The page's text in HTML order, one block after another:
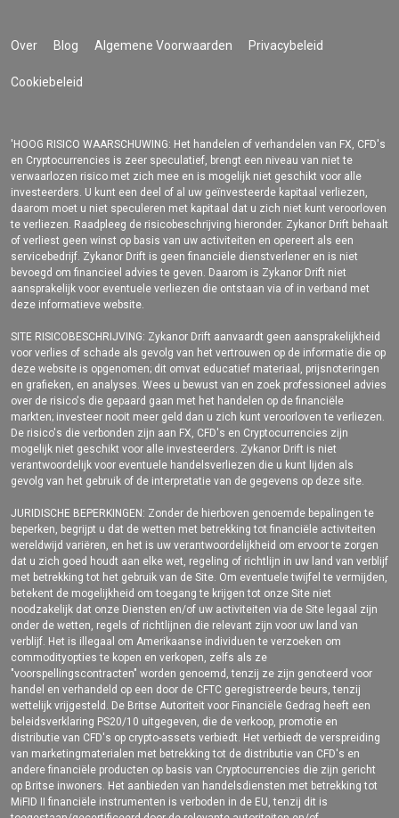
Over Blog Algemene Voorwaarden Privacybeleid
Cookiebeleid
'HOOG RISICO WAARSCHUWING: Het handelen of verhandelen van FX, CFD's
en Cryptocurrencies is zeer speculatief, brengt een niveau van niet te
verwaarlozen risico met zich mee en is mogelijk niet geschikt voor alle
investeerders. U kunt een deel of al uw geïnvesteerde kapitaal verliezen,
daarom moet u niet speculeren met kapitaal dat u zich niet kunt veroorloven
te verliezen. Raadpleeg de risicobeschrijving hieronder. Zykanor Drift behaalt
of verliest geen winst op basis van uw activiteiten en opereert als een
servicebedrijf. Zykanor Drift is geen financiële dienstverlener en is niet
bevoegd om financieel advies te geven. Daarom is Zykanor Drift niet
aansprakelijk voor eventuele verliezen die ontstaan via of in verband met
deze informatieve website.
SITE RISICOBESCHRIJVING: Zykanor Drift aanvaardt geen aansprakelijkheid
voor verlies of schade als gevolg van het vertrouwen op de informatie die op
deze website is opgenomen; dit omvat educatief materiaal, prijsnoteringen
en grafieken, en analyses. Wees u bewust van en zoek professioneel advies
over de risico's die gepaard gaan met het handelen op de financiële
markten; investeer nooit meer geld dan u zich kunt veroorloven te verliezen.
De risico's die verbonden zijn aan FX, CFD's en Cryptocurrencies zijn
mogelijk niet geschikt voor alle investeerders. Zykanor Drift is niet
verantwoordelijk voor eventuele handelsverliezen die u kunt lijden als
gevolg van het gebruik of de interpretatie van de gegevens op deze site.
JURIDISCHE BEPERKINGEN: Zonder de hierboven genoemde bepalingen te
beperken, begrijpt u dat de wetten met betrekking tot financiële activiteiten
wereldwijd variëren, en het is uw verantwoordelijkheid om ervoor te zorgen
dat u zich goed houdt aan elke wet, regeling of richtlijn in uw land van verblijf
met betrekking tot het gebruik van de Site. Om eventuele twijfel te vermijden,
betekent de mogelijkheid om toegang te krijgen tot onze Site niet
noodzakelijk dat onze Diensten en/of uw activiteiten via de Site legaal zijn
onder de wetten, regels of richtlijnen die relevant zijn voor uw land van
verblijf. Het is illegaal om Amerikaanse individuen te verzoeken om
commodityopties te kopen en verkopen, zelfs als ze
"voorspellingscontracten" worden genoemd, tenzij ze zijn genoteerd voor
handel en verhandeld op een door de CFTC geregistreerde beurs, tenzij
wettelijk vrijgesteld. De Britse Autoriteit voor Financiële Gedrag heeft een
beleidsverklaring PS20/10 uitgegeven, die de verkoop, promotie en
distributie van CFD's op crypto-assets verbiedt. Het verbiedt de verspreiding
van marketingmaterialen met betrekking tot de distributie van CFD's en
andere financiële producten op basis van Cryptocurrencies die zijn gericht
op Britse inwoners. Het aanbieden van handelsdiensten met betrekking tot
MiFID II financiële instrumenten is verboden in de EU, tenzij dit is